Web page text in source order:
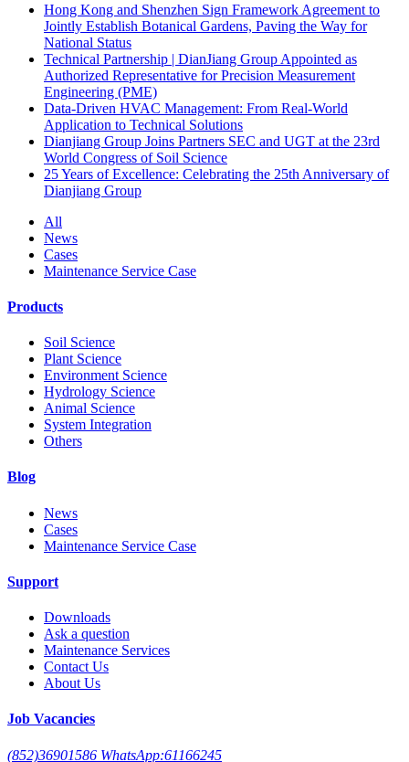
Hong Kong and Shenzhen Sign Framework Agreement to
Jointly Establish Botanical Gardens, Paving the Way for
National Status
Technical Partnership | DianJiang Group Appointed as
Authorized Representative for Precision Measurement
Engineering (PME)
Data-Driven HVAC Management: From Real-World
Application to Technical Solutions
Dianjiang Group Joins Partners SEC and UGT at the 23rd
World Congress of Soil Science
25 Years of Excellence: Celebrating the 25th Anniversary of
Dianjiang Group
All
News
Cases
Maintenance Service Case
Products
Soil Science
Plant Science
Environment Science
Hydrology Science
Animal Science
System Integration
Others
Blog
News
Cases
Maintenance Service Case
Support
Downloads
Ask a question
Maintenance Services
Contact Us
About Us
Job Vacancies
(852)36901586 WhatsApp:61166245